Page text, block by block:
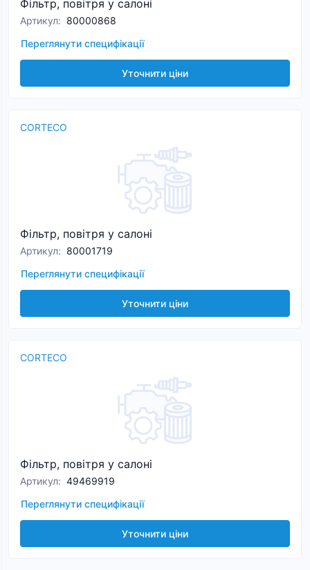
Фільтр, повітря у салоні
Артикул: 80000868
Переглянути специфікації
Уточнити ціни
CORTECO
Фільтр, повітря у салоні
Артикул: 80001719
Переглянути специфікації
Уточнити ціни
CORTECO
Фільтр, повітря у салоні
Артикул: 49469919
Переглянути специфікації
Уточнити ціни